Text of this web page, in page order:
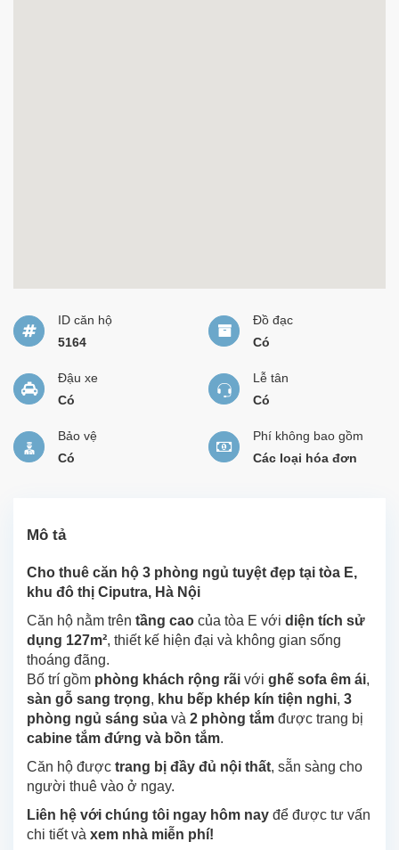
ID căn hộ
5164
Đồ đạc
Có
Đậu xe
Có
Lễ tân
Có
Bảo vệ
Có
Phí không bao gồm
Các loại hóa đơn
Mô tả
Cho thuê căn hộ 3 phòng ngủ tuyệt đẹp tại tòa E,
khu đô thị Ciputra, Hà Nội
Căn hộ nằm trên tầng cao của tòa E với diện tích sử
dụng 127m², thiết kế hiện đại và không gian sống
thoáng đãng.
Bố trí gồm phòng khách rộng rãi với ghế sofa êm ái,
sàn gỗ sang trọng, khu bếp khép kín tiện nghi, 3
phòng ngủ sáng sủa và 2 phòng tắm được trang bị
cabine tắm đứng và bồn tắm.
Căn hộ được trang bị đầy đủ nội thất, sẵn sàng cho
người thuê vào ở ngay.
Liên hệ với chúng tôi ngay hôm nay để được tư vấn
chi tiết và xem nhà miễn phí!